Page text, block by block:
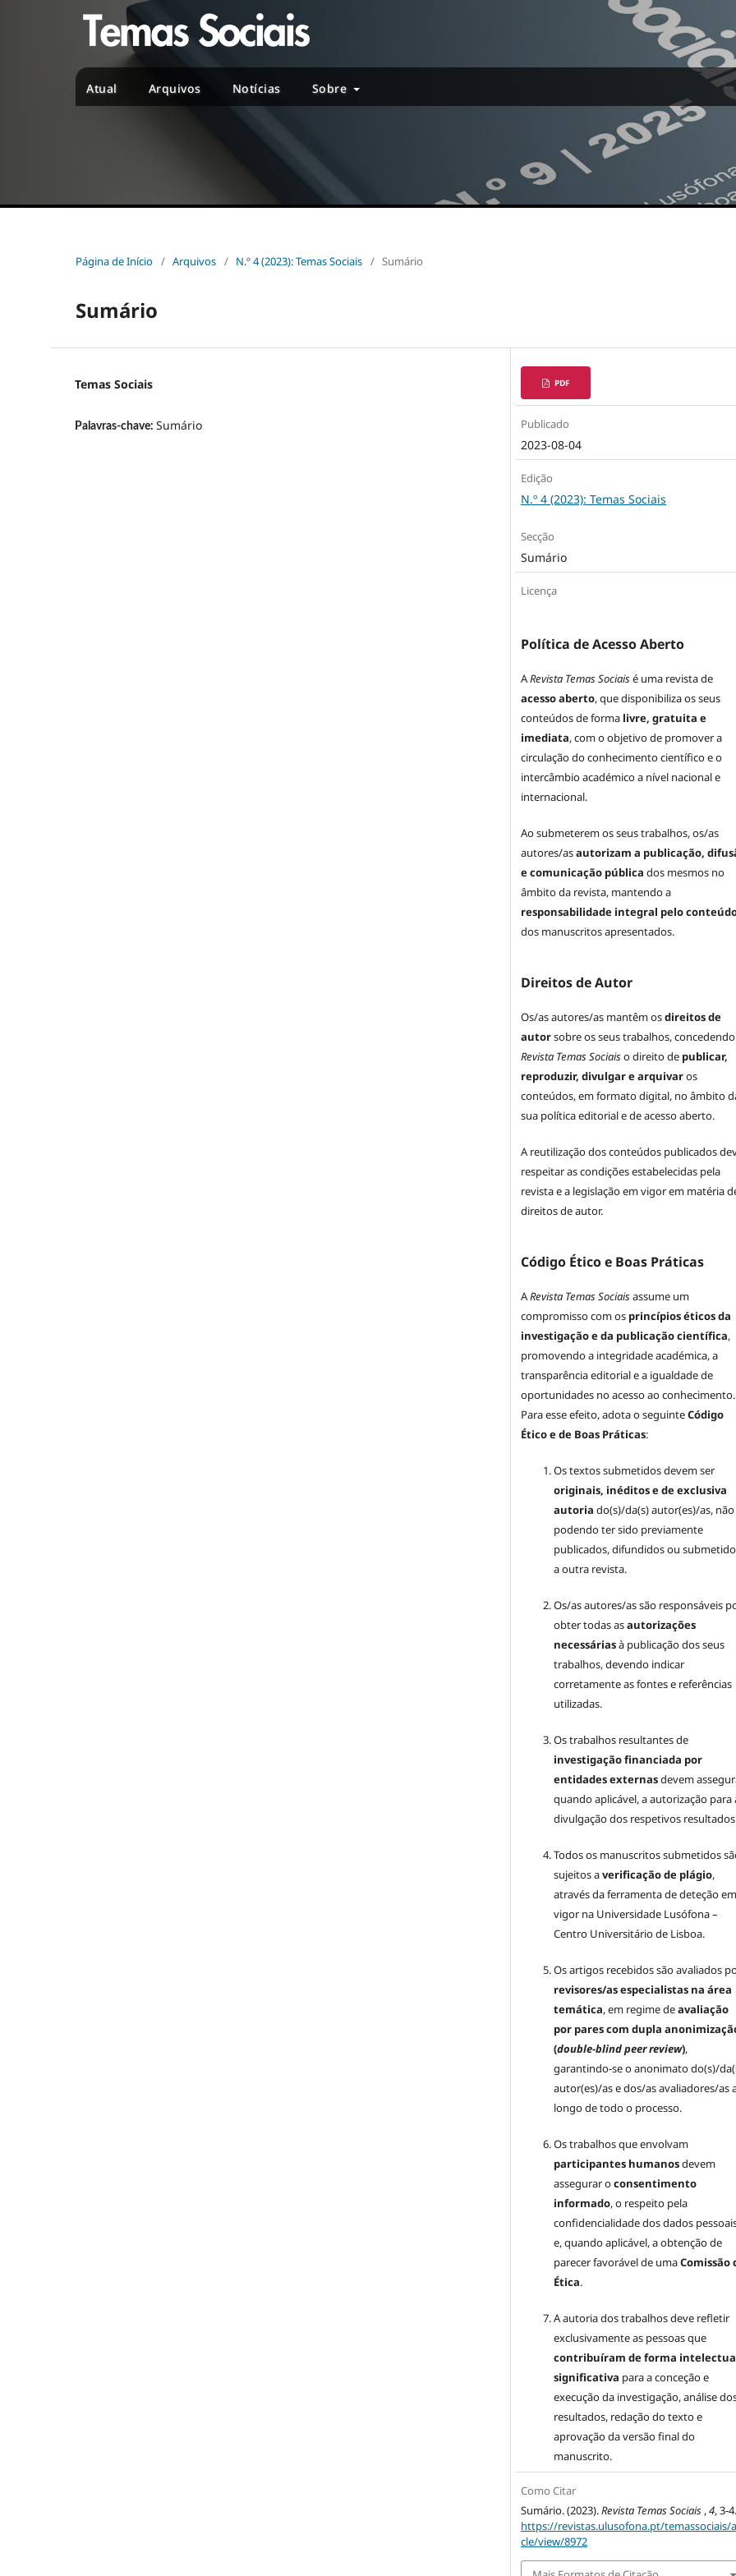
Atual Arquivos Notícias Sobre
Página de Início / Arquivos / N.º 4 (2023): Temas Sociais / Sumário
Sumário
Temas Sociais
Palavras-chave: Sumário
PDF
Publicado
2023-08-04
Edição
N.º 4 (2023): Temas Sociais
Secção
Sumário
Licença
Política de Acesso Aberto
ARevista Temas Sociaisé uma revista de
acesso aberto, que disponibiliza os seus
conteúdos de forma livre, gratuita e
imediata, com o objetivo de promover a
circulação do conhecimento científico e o
intercâmbio académico a nível nacional e
internacional.
Ao submeterem os seus trabalhos, os/as
autores/asautorizam a publicação,
e comunicação pública dos mesmos no
âmbito da revista, mantendo a
responsabilidade integral pelo
dos manuscritos apresentados.
Direitos de Autor
Os/as autores/as mantêm osdireitos de
autorsobre os seus trabalhos,
Revista Temas Sociaiso direito de publicar,
reproduzir, divulgar e arquivaros
conteúdos, em formato digital, no âmbito
sua política editorial e de acesso aberto.
A reutilização dos conteúdos publicados
respeitar as condições estabelecidas pela
revista e a legislação em vigor em matéria
direitos de autor.
Código Ético e Boas Práticas
ARevista Temas Sociaisassume um
compromisso com os princípios éticos da
investigação e da publicação científica,
promovendo a integridade académica, a
transparência editorial e a igualdade de
oportunidades no acesso ao conhecimento.
Para esse efeito, adota o seguinteCódigo
Ético e de Boas Práticas:
Os textos submetidos devem ser
originais, inéditos e de exclusiva
autoria do(s)/da(s) autor(es)/as, não
podendo ter sido previamente
publicados, difundidos ou
a outra revista.
Os/as autores/as são responsáveis
obter todas asautorizações
necessáriasà publicação dos seus
trabalhos, devendo indicar
corretamente as fontes e referências
utilizadas.
Os trabalhos resultantes de
investigação financiada por
entidades externasdevem
quando aplicável, a autorização para
divulgação dos respetivos
Todos os manuscritos submetidos
sujeitos averificação de plágio,
através da ferramenta de deteção em
vigor na Universidade Lusófona –
Centro Universitário de Lisboa.
Os artigos recebidos são avaliados
revisores/as especialistas na área
temática, em regime deavaliação
por pares com dupla
(double-blind peer review),
garantindo-se o anonimato do(s)/
autor(es)/as e dos/as avaliadores/as
longo de todo o processo.
Os trabalhos que envolvam
participantes humanosdevem
assegurar oconsentimento
informado, o respeito pela
confidencialidade dos dados
e, quando aplicável, a obtenção de
parecer favorável de umaComissão
Ética.
A autoria dos trabalhos deve refletir
exclusivamente as pessoas que
contribuíram de forma
significativa para a conceção e
execução da investigação, análise
resultados, redação do texto e
aprovação da versão final do
manuscrito.
Como Citar
Sumário. (2023).Revista Temas Sociais ,4, 3-4.
https://revistas.ulusofona.pt/temassociais/
cle/view/8972